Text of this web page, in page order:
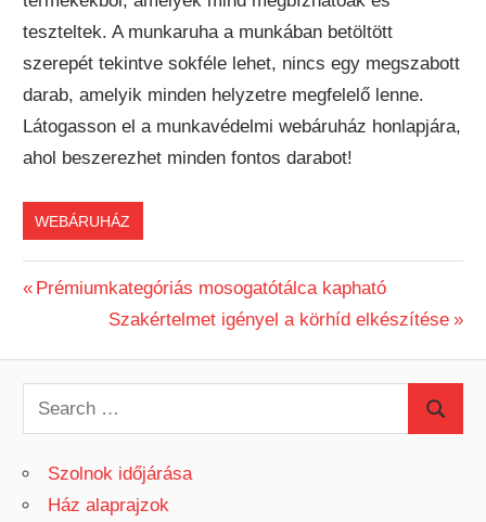
teszteltek. A munkaruha a munkában betöltött
szerepét tekintve sokféle lehet, nincs egy megszabott
darab, amelyik minden helyzetre megfelelő lenne.
Látogasson el a munkavédelmi webáruház honlapjára,
ahol beszerezhet minden fontos darabot!
WEBÁRUHÁZ
Bejegyzés
navigáció
Previous
Prémiumkategóriás mosogatótálca kapható
Next
Szakértelmet igényel a körhíd elkészítése
e
Szolnok időjárása
Ház alaprajzok